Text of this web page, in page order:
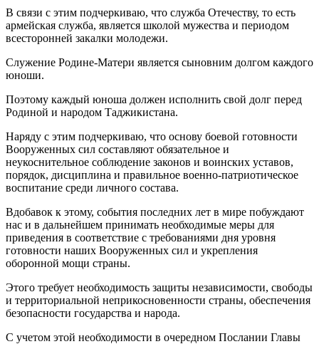
В связи с этим подчеркиваю, что служба Отечеству, то есть
армейская служба, является школой мужества и периодом
всесторонней закалки молодежи.
Служение Родине-Матери является сыновним долгом каждого
юноши.
Поэтому каждый юноша должен исполнить свой долг перед
Родиной и народом Таджикистана.
Наряду с этим подчеркиваю, что основу боевой готовности
Вооруженных сил составляют обязательное и
неукоснительное соблюдение законов и воинских уставов,
порядок, дисциплина и правильное военно-патриотическое
воспитание среди личного состава.
Вдобавок к этому, события последних лет в мире побуждают
нас и в дальнейшем принимать необходимые меры для
приведения в соответствие с требованиями дня уровня
готовности наших Вооруженных сил и укрепления
оборонной мощи страны.
Этого требует необходимость защиты независимости, свободы
и территориальной неприкосновенности страны, обеспечения
безопасности государства и народа.
С учетом этой необходимости в очередном Послании Главы